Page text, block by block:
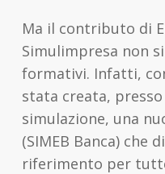
Ma il contributo di
Simulimpresa non
formativi. Infatti,
stata creata,
simulazione, una
(SIMEB Banca) che
riferimento per